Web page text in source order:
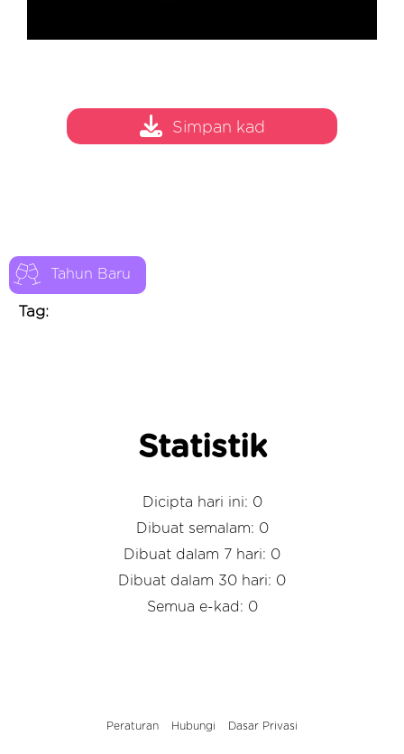
Tahun Baru
Tag:
Simpan kad
Statistik
Dicipta hari ini: 0
Dibuat semalam: 0
Dibuat dalam 7 hari: 0
Dibuat dalam 30 hari: 0
Semua e-kad: 0
Peraturan Hubungi Dasar Privasi